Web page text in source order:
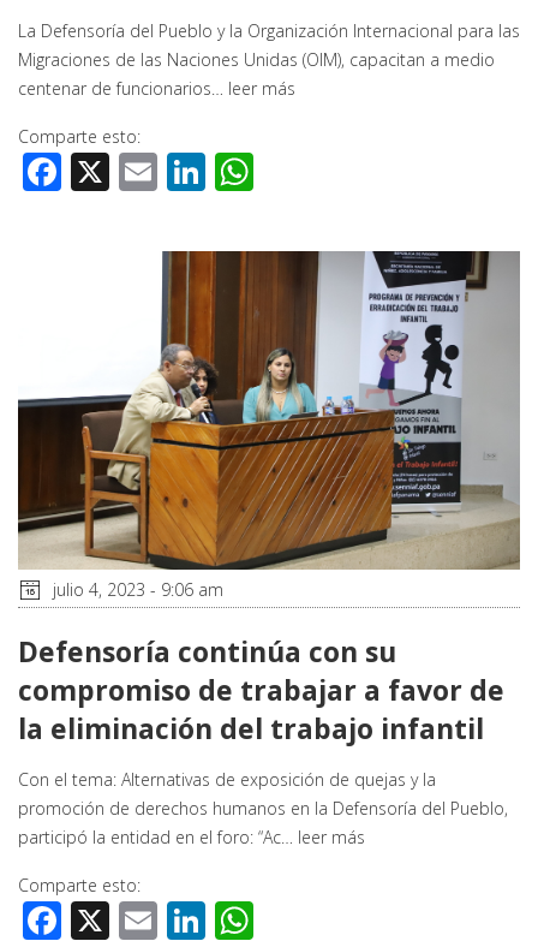
La Defensoría del Pueblo y la Organización Internacional para las
Migraciones de las Naciones Unidas (OIM), capacitan a medio
centenar de funcionarios… leer más
Comparte esto:
Facebook
X EmailLinkedIn
julio 4, 2023 - 9:06 am
Defensoría continúa con su
compromiso de trabajar a favor de
la eliminación del trabajo infantil
Con el tema: Alternativas de exposición de quejas y la
promoción de derechos humanos en la Defensoría del Pueblo,
participó la entidad en el foro: “Ac… leer más
Comparte esto:
Facebook
X EmailLinkedIn